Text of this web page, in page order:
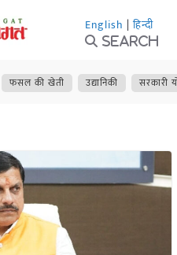
English | हिन्दी
Search
फसल की खेती उद्यानिकी सरकारी